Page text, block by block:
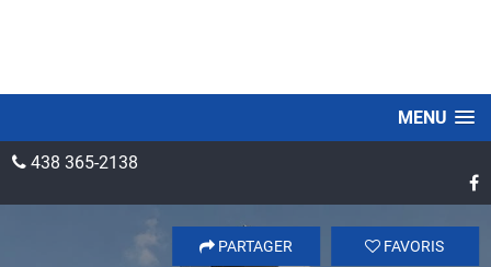
MENU
438 365-2138
FAVORIS
PARTAGER